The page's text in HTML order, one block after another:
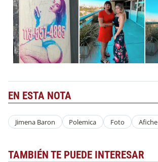
EN ESTA NOTA
Jimena Baron Polemica Foto Afiche
TAMBIÉN TE PUEDE INTERESAR